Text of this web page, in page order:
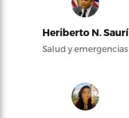
Heriberto N. Saurí
Salud y emergencias